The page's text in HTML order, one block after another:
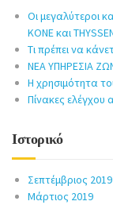
Οι μεγαλύτεροι
KONE και
Τι πρέπει να
ΝΕΑ ΥΠΗΡΕΣΙΑ
Η χρησιμότητα
Πίνακες ελέγχου
Ιστορικό
Σεπτέμβριος 2019
Μάρτιος 2019